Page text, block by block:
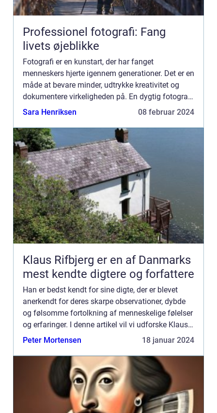
Professionel fotografi: Fang
livets øjeblikke
Fotografi er en kunstart, der har fanget
menneskers hjerte igennem generationer. Det er en
måde at bevare minder, udtrykke kreativitet og
dokumentere virkeligheden på. En dygtig fotograf
har evnen til at fange et øjeblik, en følelse eller en
Sara Henriksen 08 februar 2024
Klaus Rifbjerg er en af Danmarks
mest kendte digtere og forfattere
Han er bedst kendt for sine digte, der er blevet
anerkendt for deres skarpe observationer, dybde
og følsomme fortolkning af menneskelige følelser
og erfaringer. I denne artikel vil vi udforske Klaus
Rifbjergs digte og deres betydning for
Peter Mortensen 18 januar 2024